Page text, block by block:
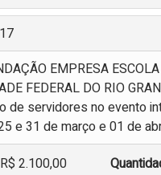
EMPRESA
FEDERAL DO RIO
de servidores no evento
e 31 de março e 01 de
R$ 2.100,00